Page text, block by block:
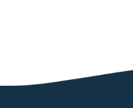
表現與純化、生物物理定
逐一檢證。計算設計平台
解析酵素活化與調控機制
專一性抑制劑或標的蛋白